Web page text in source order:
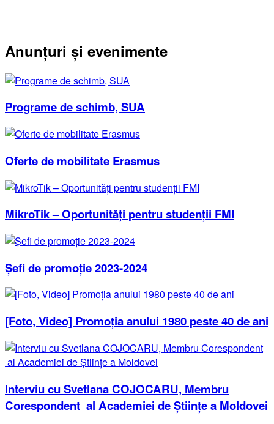
Anunțuri și evenimente
Programe de schimb, SUA
Oferte de mobilitate Erasmus
MikroTik – Oportunități pentru studenții FMI
Șefi de promoție 2023-2024
[Foto, Video] Promoția anului 1980 peste 40 de ani
Interviu cu Svetlana COJOCARU, Membru
Corespondent al Academiei de Științe a Moldovei